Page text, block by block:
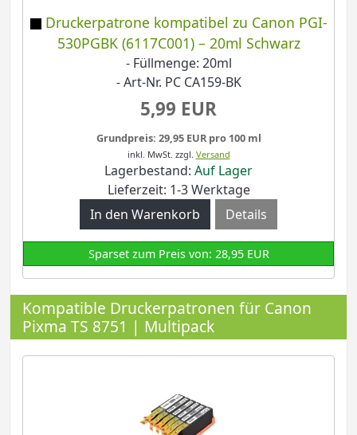
Druckerpatrone kompatibel zu Canon PGI-
530PGBK (6117C001) – 20ml Schwarz
- Füllmenge: 20ml
- Art-Nr. PC CA159-BK
5,99 EUR
Grundpreis: 29,95 EUR pro 100 ml
inkl. MwSt. zzgl. Versand
Lagerbestand: Auf Lager
Lieferzeit: 1-3 Werktage
Details
Sparset zum Preis von: 28,95 EUR
Kompatible Druckerpatronen für Canon
Pixma TS 8751 | Multipack